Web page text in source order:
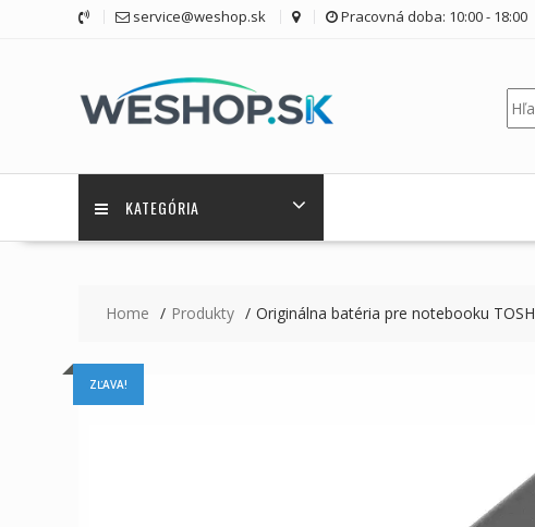
service@weshop.sk Pracovná doba: 10:00 - 18:00
KATEGÓRIA
Home Produkty Originálna batéria pre notebooku
ZĽAVA!